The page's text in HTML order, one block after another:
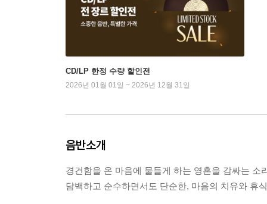
CD/LP 한정 수량 할인전
2026년 01월 01일 ~ 2026년 12월 31일
음반소개
경건함을 온 마음에 물들게 하는 영혼을 감싸는 소
담백하고 순수하면서도 단순한, 마음의 치유와 휴